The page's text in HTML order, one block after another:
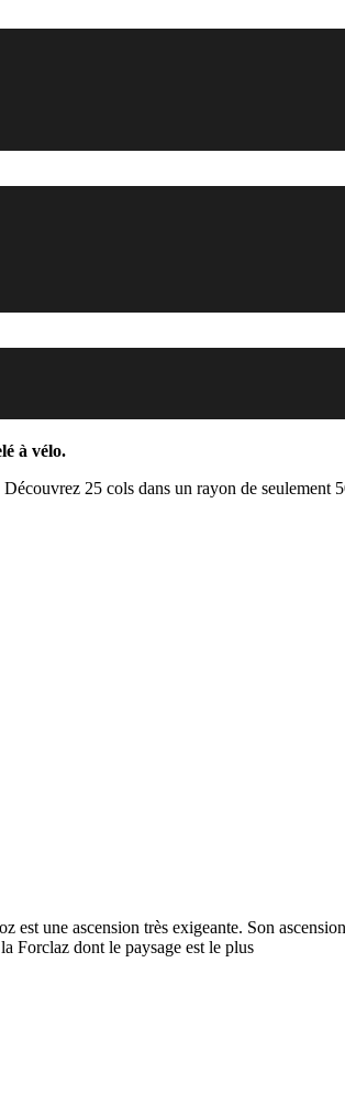
à vélo.
25 cols dans un rayon de seulement
est une ascension très exigeante. Son ascension
Forclaz dont le paysage est le plus